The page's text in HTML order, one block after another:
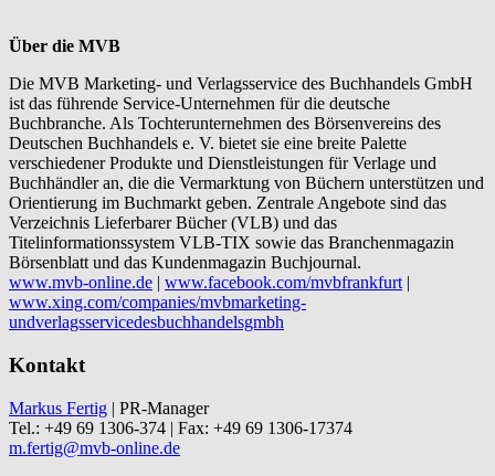
Über die MVB
Die MVB Marketing- und Verlagsservice des Buchhandels GmbH
ist das führende Service-Unternehmen für die deutsche
Buchbranche. Als Tochterunternehmen des Börsenvereins des
Deutschen Buchhandels e. V. bietet sie eine breite Palette
verschiedener Produkte und Dienstleistungen für Verlage und
Buchhändler an, die die Vermarktung von Büchern unterstützen und
Orientierung im Buchmarkt geben. Zentrale Angebote sind das
Verzeichnis Lieferbarer Bücher (VLB) und das
Titelinformationssystem VLB-TIX sowie das Branchenmagazin
Börsenblatt und das Kundenmagazin Buchjournal.
www.mvb-online.de | www.facebook.com/mvbfrankfurt |
www.xing.com/companies/mvbmarketing-
undverlagsservicedesbuchhandelsgmbh
Kontakt
Markus Fertig | PR-Manager
Tel.: +49 69 1306-374 | Fax: +49 69 1306-17374
m.fertig@mvb-online.de